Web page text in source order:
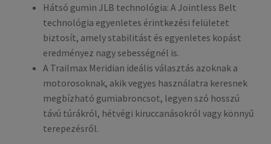
Hátsó gumin JLB technológia: A Jointless Belt
technológia egyenletes érintkezési felületet
biztosít, amely stabilitást és egyenletes kopást
eredményez nagy sebességnél is.
A Trailmax Meridian ideális választás azoknak a
motorosoknak, akik vegyes használatra keresnek
megbízható gumiabroncsot, legyen szó hosszú
távú túrákról, hétvégi kiruccanásokról vagy könnyű
terepezésről.